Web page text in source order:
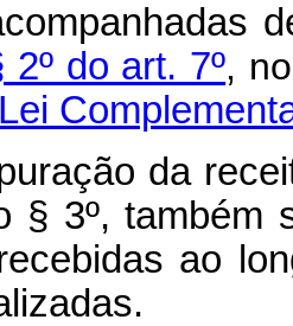
2º do art. 7º,
da
§ 3º, também
ao